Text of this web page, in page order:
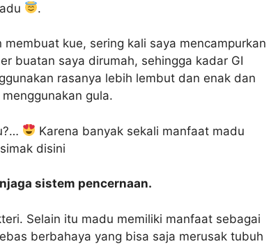
.
kue, sering kali saya mencampurkan
buatan saya dirumah, sehingga kadar GI
rasanya lebih lembut dan enak dan
gula.
Karena banyak sekali manfaat madu
disini
sistem pencernaan.
Selain itu madu memiliki manfaat sebagai
berbahaya yang bisa saja merusak tubuh